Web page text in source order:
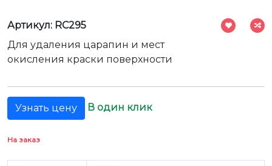
Артикул: RC295
Для удаления царапин и мест
окисления краски поверхности
Узнать цену В один клик
На заказ